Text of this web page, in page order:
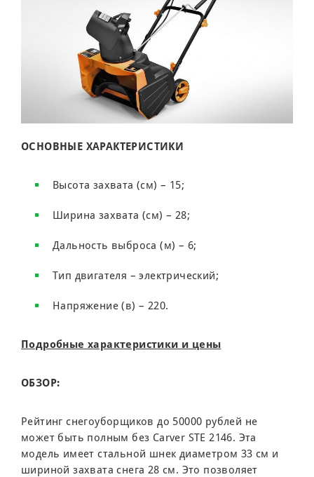
ОСНОВНЫЕ ХАРАКТЕРИСТИКИ
Высота захвата (см) – 15;
Ширина захвата (см) – 28;
Дальность выброса (м) – 6;
Тип двигателя – электрический;
Напряжение (в) – 220.
Подробные характеристики и цены
ОБЗОР:
Рейтинг снегоуборщиков до 50000 рублей не
может быть полным без Carver STE 2146. Эта
модель имеет стальной шнек диаметром 33 см и
шириной захвата снега 28 см. Это позволяет